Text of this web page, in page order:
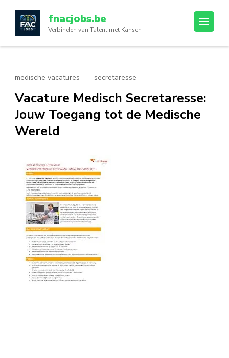
inhoud
(druk
enter)
fnacjobs.be
Verbinden van Talent met Kansen
medische vacatures , secretaresse
Vacature Medisch Secretaresse:
Jouw Toegang tot de Medische
Wereld